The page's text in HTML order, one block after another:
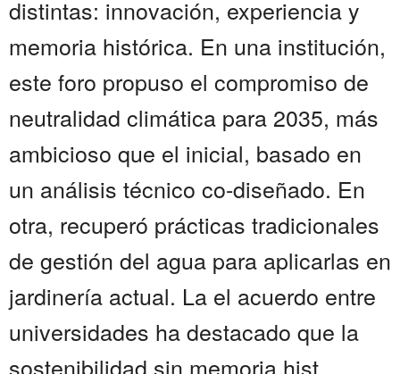
distintas: innovación, experiencia y
memoria histórica. En una institución,
este foro propuso el compromiso de
neutralidad climática para 2035, más
ambicioso que el inicial, basado en
un análisis técnico co-diseñado. En
otra, recuperó prácticas tradicionales
de gestión del agua para aplicarlas en
jardinería actual. La el acuerdo entre
universidades ha destacado que la
sostenibilidad sin memoria hist...